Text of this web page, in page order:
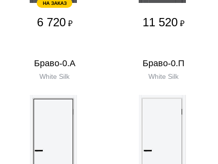
НА ЗАКАЗ
6 720 ₽ 11 520 ₽
Браво-0.А
White Silk
Браво-0.П
White Silk